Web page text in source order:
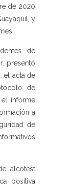
de 2020
y
de
presentó
el acta de
de
el informe
a
de
alcotest
positiva